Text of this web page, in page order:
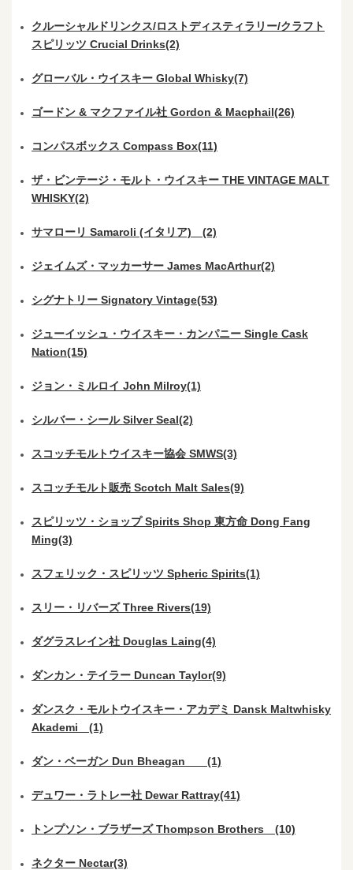
クルーシャルドリンクス/ロストディスティラリー/クラフト
スピリッツ Crucial Drinks(2)
グローバル・ウイスキー Global Whisky(7)
ゴードン & マクファイル社 Gordon & Macphail(26)
コンパスボックス Compass Box(11)
ザ・ビンテージ・モルト・ウイスキー THE VINTAGE MALT
WHISKY(2)
サマローリ Samaroli (イタリア) (2)
ジェイムズ・マッカーサー James MacArthur(2)
シグナトリー Signatory Vintage(53)
ジューイッシュ・ウイスキー・カンパニー Single Cask
Nation(15)
ジョン・ミルロイ John Milroy(1)
シルバー・シール Silver Seal(2)
スコッチモルトウイスキー協会 SMWS(3)
スコッチモルト販売 Scotch Malt Sales(9)
スピリッツ・ショップ Spirits Shop 東方命 Dong Fang
Ming(3)
スフェリック・スピリッツ Spheric Spirits(1)
スリー・リバーズ Three Rivers(19)
ダグラスレイン社 Douglas Laing(4)
ダンカン・テイラー Duncan Taylor(9)
ダンスク・モルトウイスキー・アカデミ Dansk Maltwhisky
Akademi (1)
ダン・ベーガン Dun Bheagan (1)
デュワー・ラトレー社 Dewar Rattray(41)
トンプソン・ブラザーズ Thompson Brothers (10)
ネクター Nectar(3)